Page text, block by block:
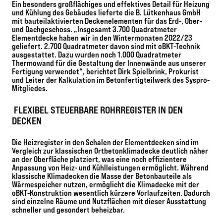
Ein besonders großflächiges und effektives Detail für Heizung
und Kühlung des Gebäudes lieferte die B. Lütkenhaus GmbH
mit bauteilaktivierten Deckenelementen für das Erd-, Ober-
und Dachgeschoss. „Insgesamt 3.700 Quadratmeter
Elementdecke haben wir in den Wintermonaten 2022/23
geliefert. 2.700 Quadratmeter davon sind mit oBKT-Technik
ausgestattet. Dazu wurden noch 1.000 Quadratmeter
Thermowand für die Gestaltung der Innenwände aus unserer
Fertigung verwendet“, berichtet Dirk Spielbrink, Prokurist
und Leiter der Kalkulation im Betonfertigteilwerk des Syspro-
Mitgliedes.
FLEXIBEL STEUERBARE ROHRREGISTER IN DEN
DECKEN
Die Heizregister in den Schalen der Elementdecken sind im
Vergleich zur klassischen Ortbetonklimadecke deutlich näher
an der Oberfläche platziert, was eine noch effizientere
Anpassung von Heiz- und Kühlleistungen ermöglicht. Während
klassische Klimadecken die Masse der Betonbauteile als
Wärmespeicher nutzen, ermöglicht die Klimadecke mit der
oBKT-Konstruktion wesentlich kürzere Vorlaufzeiten. Dadurch
sind einzelne Räume und Nutzflächen mit dieser Ausstattung
schneller und gesondert beheizbar.